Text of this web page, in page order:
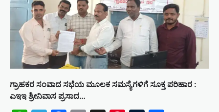
ಗ್ರಾಹಕರ ಸಂವಾದ ಸಭೆಯ ಮೂಲಕ ಸಮಸ್ಯೆಗಳಿಗೆ ಸೂಕ್ತ ಪರಿಹಾರ :
ಎಇಇ ಶ್ರೀನಿವಾಸ ಪ್ರಸಾದ…